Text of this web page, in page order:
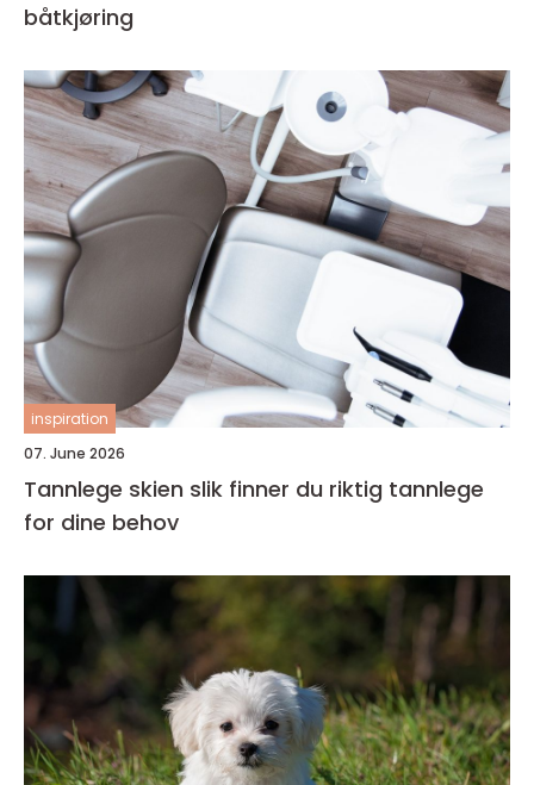
båtkjøring
inspiration
07. June 2026
Tannlege skien slik finner du riktig tannlege
for dine behov